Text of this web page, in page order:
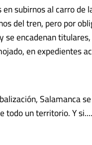
subirnos al carro
del tren, pero por
se encadenan
en expedientes
Salamanca
todo un territorio. Y